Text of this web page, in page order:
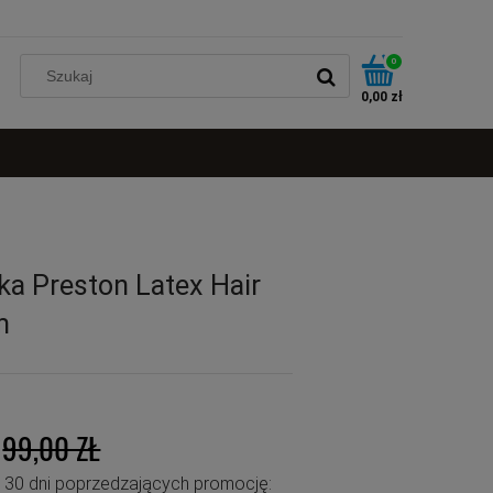
0
0,00 zł
Preston Latex Hair
99,00 ZŁ
30 dni poprzedzających promocję: